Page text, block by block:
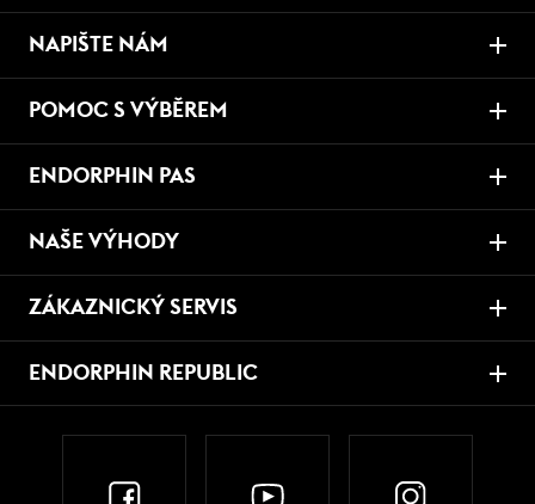
NAPIŠTE NÁM
POMOC S VÝBĚREM
ENDORPHIN PAS
NAŠE VÝHODY
ZÁKAZNICKÝ SERVIS
ENDORPHIN REPUBLIC